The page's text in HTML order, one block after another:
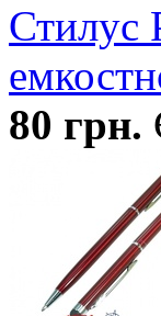
Стилус
80 грн.